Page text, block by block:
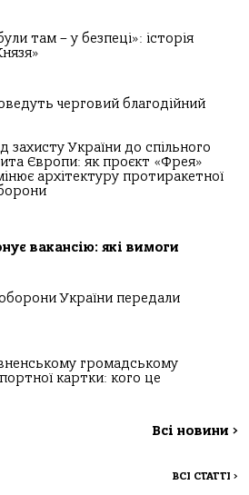
там – у безпеці»: історія
черговий благодійний
захисту України до спільного
Європи: як проєкт «Фрея»
архітектуру протиракетної
вакансію: які вимоги
України передали
громадському
картки: кого це
Всі новини >
ВСІ СТАТТІ >